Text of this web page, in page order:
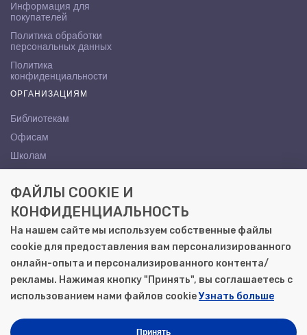
Информация для
покупателей
Политика обработки
персональных данных
Политика
конфиденциальности
ОРГАНИЗАЦИЯМ
Библиотекам
Офисам
Школам
КОНТАКТЫ
Саратов, ул. Осипова, 10А
+7 (8452) 72-65-65
gemera@moya-kniga.ru
Моя книга | Сеть книжных магазинов в Саратове
ФАЙЛЫ COOKIE И
КОНФИДЕНЦИАЛЬНОСТЬ
На нашем сайте мы используем собственные файлы
cookie для предоставления вам персонализированного
онлайн-опыта и персонализированного контента/
рекламы. Нажимая кнопку "Принять", вы соглашаетесь с
использованием нами файлов cookieУзнать больше
Принять